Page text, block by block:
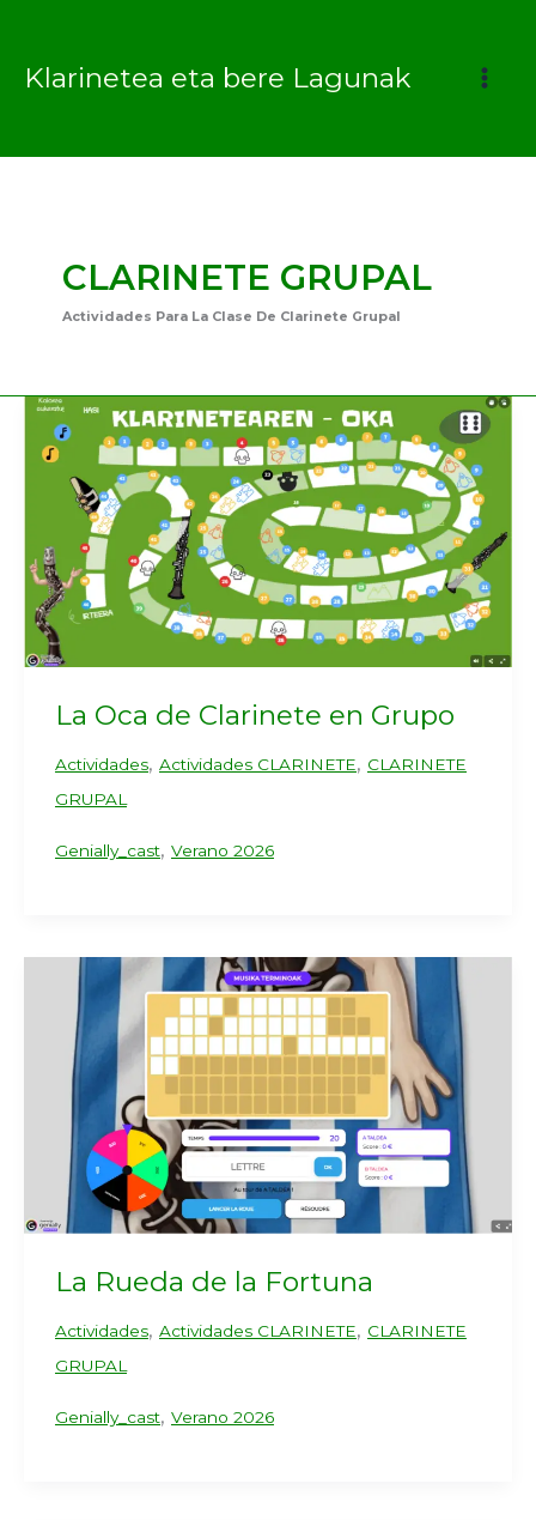
contenido
Klarinetea eta bere Lagunak
CLARINETE GRUPAL
Actividades Para La Clase De Clarinete Grupal
La Oca de Clarinete en Grupo
Actividades, Actividades CLARINETE, CLARINETE
GRUPAL
Genially_cast, Verano 2026
La Rueda de la Fortuna
Actividades, Actividades CLARINETE, CLARINETE
GRUPAL
Genially_cast, Verano 2026